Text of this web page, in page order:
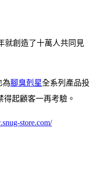
就創造了十萬人共同見
為腳臭剋星全系列產品投
得起顧客一再考驗。
store.com/